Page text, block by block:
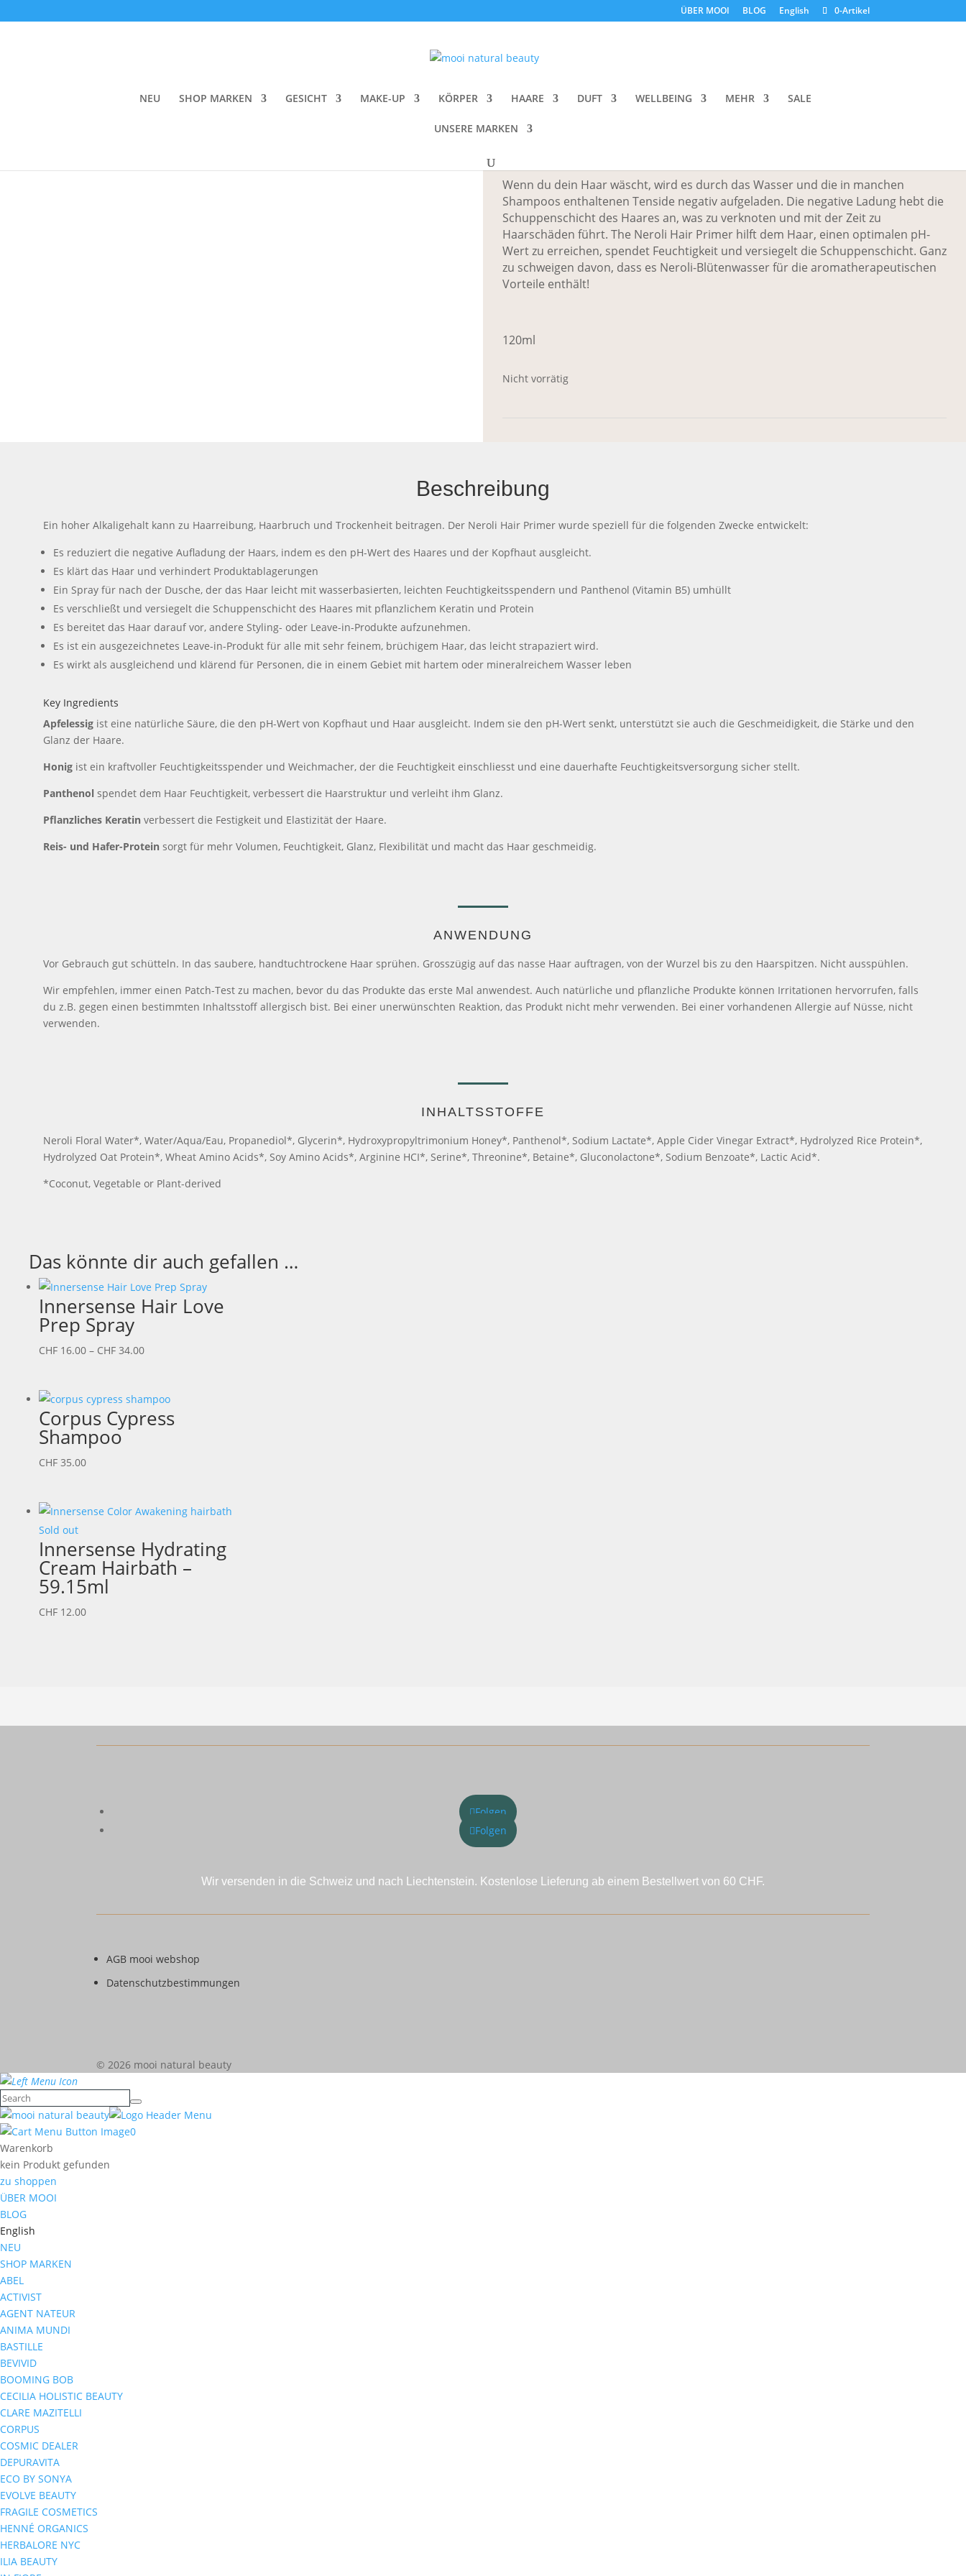
ÜBER MOOI BLOG English 0-Artikel
NEU SHOP MARKEN GESICHT MAKE-UP KÖRPER HAARE DUFT WELLBEING MEHR SALE
UNSERE MARKEN
The Innate Life Neroli Hair Primer
Wenn du dein Haar wäscht, wird es durch das Wasser und die in manchen
Shampoos enthaltenen Tenside negativ aufgeladen. Die negative Ladung hebt die
Schuppenschicht des Haares an, was zu verknoten und mit der Zeit zu
Haarschäden führt. The Neroli Hair Primer hilft dem Haar, einen optimalen pH-
Wert zu erreichen, spendet Feuchtigkeit und versiegelt die Schuppenschicht. Ganz
zu schweigen davon, dass es Neroli-Blütenwasser für die aromatherapeutischen
Vorteile enthält!
120ml
Nicht vorrätig
Beschreibung
Ein hoher Alkaligehalt kann zu Haarreibung, Haarbruch und Trockenheit beitragen. Der Neroli Hair Primer wurde speziell für die folgenden Zwecke entwickelt:
Es reduziert die negative Aufladung der Haars, indem es den pH-Wert des Haares und der Kopfhaut ausgleicht.
Es klärt das Haar und verhindert Produktablagerungen
Ein Spray für nach der Dusche, der das Haar leicht mit wasserbasierten, leichten Feuchtigkeitsspendern und Panthenol (Vitamin B5) umhüllt
Es verschließt und versiegelt die Schuppenschicht des Haares mit pflanzlichem Keratin und Protein
Es bereitet das Haar darauf vor, andere Styling- oder Leave-in-Produkte aufzunehmen.
Es ist ein ausgezeichnetes Leave-in-Produkt für alle mit sehr feinem, brüchigem Haar, das leicht strapaziert wird.
Es wirkt als ausgleichend und klärend für Personen, die in einem Gebiet mit hartem oder mineralreichem Wasser leben
Key Ingredients
Apfelessig ist eine natürliche Säure, die den pH-Wert von Kopfhaut und Haar ausgleicht. Indem sie den pH-Wert senkt, unterstützt sie auch die Geschmeidigkeit, die Stärke und den
Glanz der Haare.
Honig ist ein kraftvoller Feuchtigkeitsspender und Weichmacher, der die Feuchtigkeit einschliesst und eine dauerhafte Feuchtigkeitsversorgung sicher stellt.
Panthenolspendet dem Haar Feuchtigkeit, verbessert die Haarstruktur und verleiht ihm Glanz.
Pflanzliches Keratin verbessert die Festigkeit und Elastizität der Haare.
Reis- und Hafer-Protein sorgt für mehr Volumen, Feuchtigkeit, Glanz, Flexibilität und macht das Haar geschmeidig.
ANWENDUNG
Vor Gebrauch gut schütteln. In das saubere, handtuchtrockene Haar sprühen. Grosszügig auf das nasse Haar auftragen, von der Wurzel bis zu den Haarspitzen. Nicht ausspühlen.
Wir empfehlen, immer einen Patch-Test zu machen, bevor du das Produkte das erste Mal anwendest. Auch natürliche und pflanzliche Produkte können Irritationen hervorrufen, falls
du z.B. gegen einen bestimmten Inhaltsstoff allergisch bist. Bei einer unerwünschten Reaktion, das Produkt nicht mehr verwenden. Bei einer vorhandenen Allergie auf Nüsse, nicht
verwenden.
INHALTSSTOFFE
Neroli Floral Water*, Water/Aqua/Eau, Propanediol*, Glycerin*, Hydroxypropyltrimonium Honey*, Panthenol*, Sodium Lactate*, Apple Cider Vinegar Extract*, Hydrolyzed Rice Protein*,
Hydrolyzed Oat Protein*, Wheat Amino Acids*, Soy Amino Acids*, Arginine HCI*, Serine*, Threonine*, Betaine*, Gluconolactone*, Sodium Benzoate*, Lactic Acid*.
*Coconut, Vegetable or Plant-derived
Das könnte dir auch gefallen …
Innersense Hair Love
Prep Spray
CHF 16.00 – CHF 34.00Preisspanne:
CHF 34.00
Corpus Cypress
Shampoo
CHF 35.00
Sold out
Innersense Hydrating
Cream Hairbath –
59.15ml
CHF 12.00
Folgen
Folgen
Wir versenden in die Schweiz und nach Liechtenstein. Kostenlose Lieferung ab einem Bestellwert von 60 CHF.
AGB mooi webshop
Datenschutzbestimmungen
© 2026 mooi natural beauty
0
Warenkorb
kein Produkt gefunden
zu shoppen
ÜBER MOOI
BLOG
English
NEU
SHOP MARKEN
ABEL
ACTIVIST
AGENT NATEUR
ANIMA MUNDI
BASTILLE
BEVIVID
BOOMING BOB
CECILIA HOLISTIC BEAUTY
CLARE MAZITELLI
CORPUS
COSMIC DEALER
DEPURAVITA
ECO BY SONYA
EVOLVE BEAUTY
FRAGILE COSMETICS
HENNÉ ORGANICS
HERBALORE NYC
ILIA BEAUTY